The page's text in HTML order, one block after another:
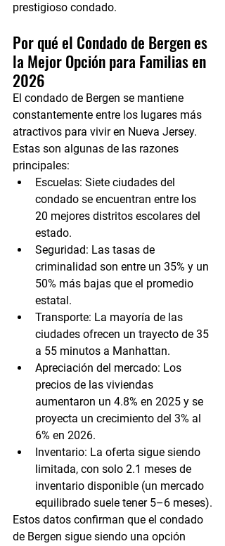
prestigioso condado.
Por qué el Condado de Bergen es
la Mejor Opción para Familias en
2026
El condado de Bergen se mantiene
constantemente entre los lugares más
atractivos para vivir en Nueva Jersey.
Estas son algunas de las razones
principales:
Escuelas: Siete ciudades del
condado se encuentran entre los
20 mejores distritos escolares del
estado.
Seguridad: Las tasas de
criminalidad son entre un 35% y un
50% más bajas que el promedio
estatal.
Transporte: La mayoría de las
ciudades ofrecen un trayecto de 35
a 55 minutos a Manhattan.
Apreciación del mercado: Los
precios de las viviendas
aumentaron un 4.8% en 2025 y se
proyecta un crecimiento del 3% al
6% en 2026.
Inventario: La oferta sigue siendo
limitada, con solo 2.1 meses de
inventario disponible (un mercado
equilibrado suele tener 5–6 meses).
Estos datos confirman que el condado
de Bergen sigue siendo una opción